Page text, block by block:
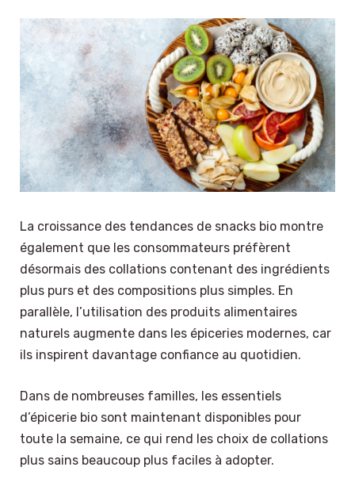
La croissance des tendances de snacks bio montre
également que les consommateurs préfèrent
désormais des collations contenant des ingrédients
plus purs et des compositions plus simples. En
parallèle, l’utilisation des produits alimentaires
naturels augmente dans les épiceries modernes, car
ils inspirent davantage confiance au quotidien.
Dans de nombreuses familles, les essentiels
d’épicerie bio sont maintenant disponibles pour
toute la semaine, ce qui rend les choix de collations
plus sains beaucoup plus faciles à adopter.